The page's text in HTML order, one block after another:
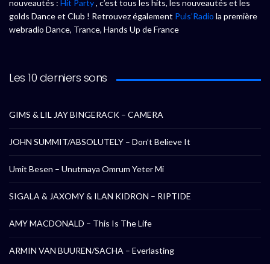
nouveautés : Hit Party, c’est tous les hits, les nouveautés et les
golds Dance et Club ! Retrouvez également Puls’Radio la première
webradio Dance, Trance, Hands Up de France
Les 10 derniers sons
GIMS & LIL JAY BINGERACK – CAMERA
JOHN SUMMIT/ABSOLUTELY – Don’t Believe It
Umit Besen – Unutmaya Omrum Yeter Mi
SIGALA & JAXOMY & ILAN KIDRON – RIPTIDE
AMY MACDONALD – This Is The Life
ARMIN VAN BUUREN/SACHA – Everlasting